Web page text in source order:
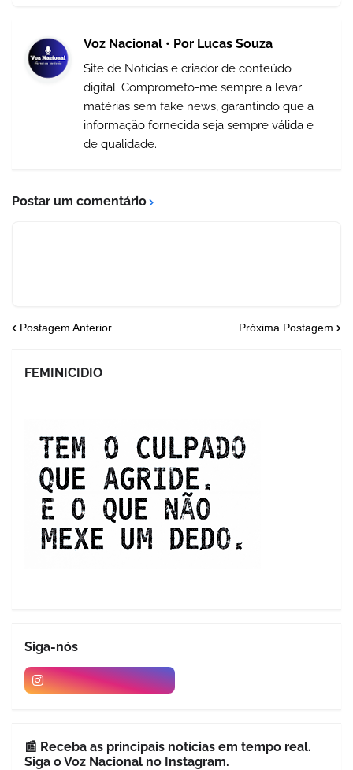
Voz Nacional • Por Lucas Souza
Site de Notícias e criador de conteúdo
digital. Comprometo-me sempre a levar
matérias sem fake news, garantindo que a
informação fornecida seja sempre válida e
de qualidade.
Postar um comentário
Postagem Anterior Próxima Postagem
FEMINICIDIO
Siga-nós
📰 Receba as principais notícias em tempo real.
Siga o Voz Nacional no Instagram.